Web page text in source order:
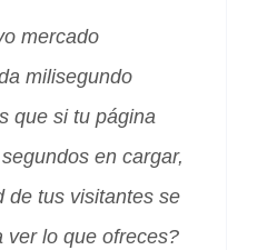
mercado
milisegundo
que si tu página
en cargar,
de tus visitantes se
ver lo que ofreces?